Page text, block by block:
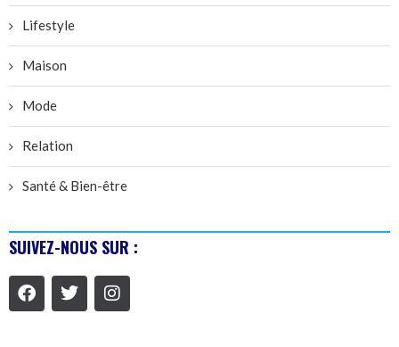
Lifestyle
Maison
Mode
Relation
Santé & Bien-être
SUIVEZ-NOUS SUR :